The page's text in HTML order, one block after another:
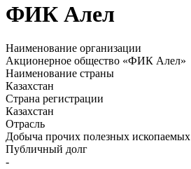
ФИК Алел
Наименование организации
Акционерное общество «ФИК Алел»
Наименование страны
Казахстан
Страна регистрации
Казахстан
Отрасль
Добыча прочих полезных ископаемых
Публичный долг
-